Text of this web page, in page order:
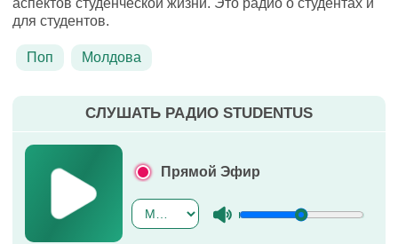
аспектов студенческой жизни. Это радио о студентах и
для студентов.
Поп Молдова
СЛУШАТЬ РАДИО STUDENTUS
Прямой Эфир